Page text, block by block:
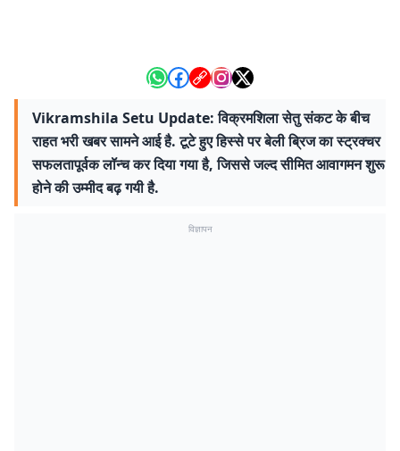
Vikramshila Setu Update: विक्रमशिला सेतु संकट के बीच
राहत भरी खबर सामने आई है. टूटे हुए हिस्से पर बेली ब्रिज का स्ट्रक्चर
सफलतापूर्वक लॉन्च कर दिया गया है, जिससे जल्द सीमित आवागमन शुरू
होने की उम्मीद बढ़ गयी है.
विज्ञापन